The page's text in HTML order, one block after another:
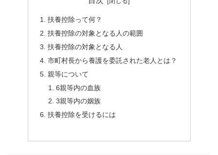
扶養控除って何？
扶養控除の対象となる人の範囲
扶養控除の対象となる人
市町村長から養護を委託された老人とは？
親等について
6親等内の血族
3親等内の姻族
扶養控除を受けるには